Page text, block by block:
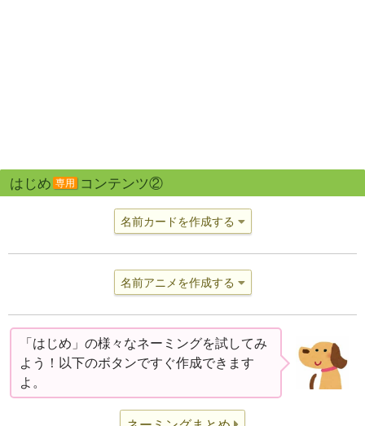
はじめ 専用 コンテンツ②
名前カードを作成する
名前アニメを作成する
「はじめ」の様々なネーミングを試してみ
よう！以下のボタンですぐ作成できます
よ。